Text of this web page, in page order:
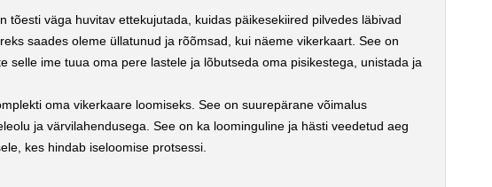
väga huvitav ettekujutada, kuidas päikesekiired pilvedes läbivad
saades oleme üllatunud ja rõõmsad, kui näeme vikerkaart. See on
selle ime tuua oma pere lastele ja lõbutseda oma pisikestega, unistada ja
oma vikerkaare loomiseks. See on suurepärane võimalus
ja värvilahendusega. See on ka loominguline ja hästi veedetud aeg
kes hindab iseloomise protsessi.